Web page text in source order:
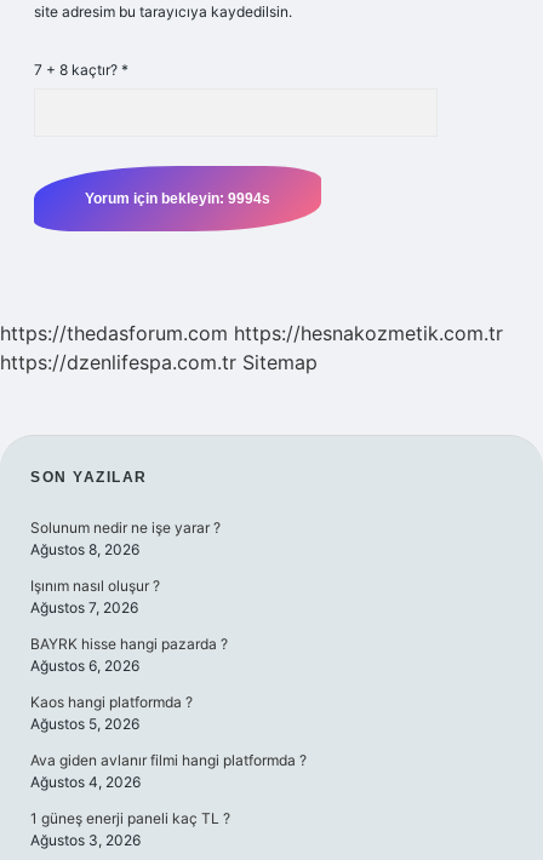
site adresim bu tarayıcıya kaydedilsin.
7 + 8 kaçtır? *
https://thedasforum.com https://hesnakozmetik.com.tr
https://dzenlifespa.com.tr Sitemap
SIDEBAR
SON YAZILAR
Solunum nedir ne işe yarar ?
Ağustos 8, 2026
Işınım nasıl oluşur ?
Ağustos 7, 2026
BAYRK hisse hangi pazarda ?
Ağustos 6, 2026
Kaos hangi platformda ?
Ağustos 5, 2026
Ava giden avlanır filmi hangi platformda ?
Ağustos 4, 2026
1 güneş enerji paneli kaç TL ?
Ağustos 3, 2026